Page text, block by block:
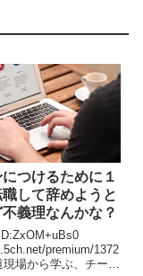
つけるために１
して辞めようと
義理なんかな？
premium/1372
場から学ぶ、チーム